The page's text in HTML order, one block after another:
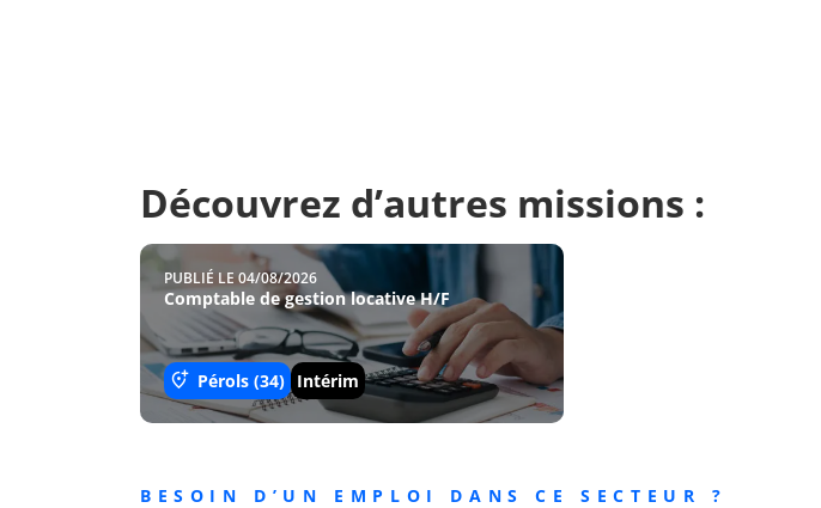
Découvrez d’autres missions :
PUBLIÉ LE 04/08/2026
Comptable de gestion locative H/F
Pérols (34) Intérim
BESOIN D’UN EMPLOI DANS CE SECTEUR ?